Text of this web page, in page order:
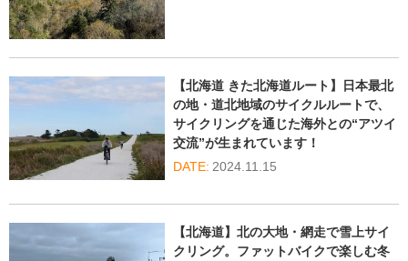
【北海道 きた北海道ルート】日本最北
の地・道北地域のサイクルルートで、
サイクリングを通じた海外との“アツイ
交流”が生まれています！
2024.11.15
【北海道】北の大地・網走で雪上サイ
クリング。ファットバイクで楽しむ冬